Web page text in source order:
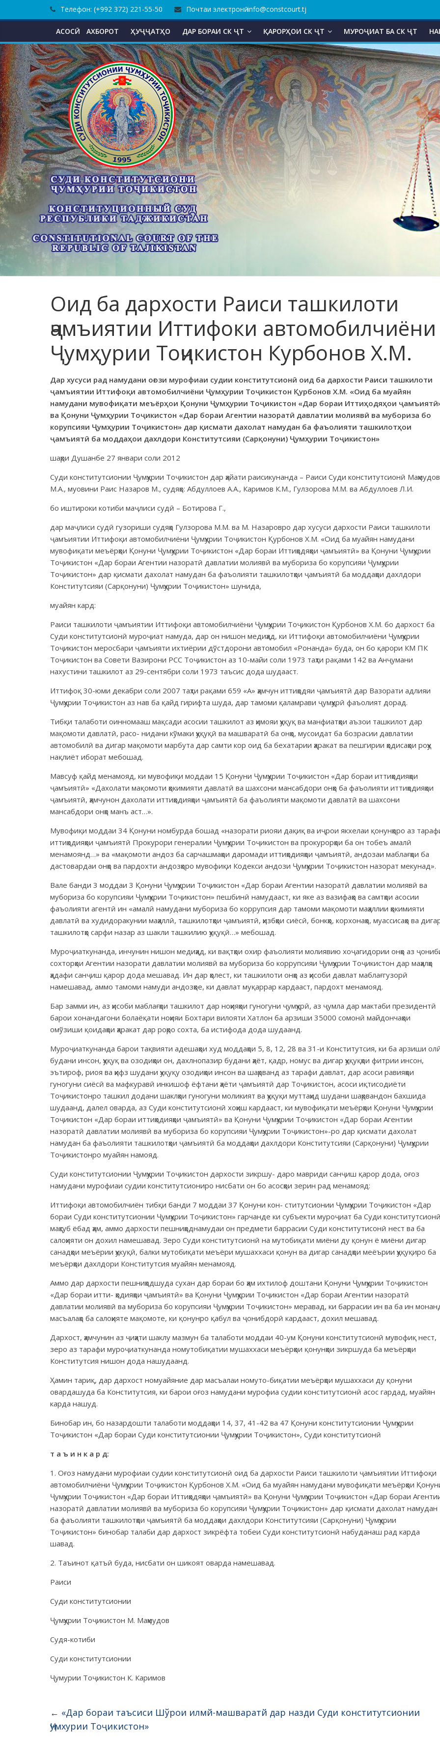
to
Телефон: (+992 372) 221-55-50 Почтаи электронӣ: info@constcourt.tj
АСОСӢ АХБОРОТ ҲУҶҶАТҲО ДАР БОРАИ СК ҶТ ҚАРОРҲОИ СК ҶТ МУРОҶИАТ БА СК ҶТ
Оид ба дархости Раиси ташкилоти
ҷамъиятии Иттифоки автомобилчиёни
Ҷумҳурии Тоҷикистон Курбонов Х.М.
Дар хусуси рад намудани оғози мурофиаи судии конститутсионӣ оид ба дархости Раиси ташкилоти
ҷамъиятии Иттифоқи автомобилчиёни Ҷумҳурии Тоҷикистон Қурбонов Х.М. «Оид ба муайян
намудани мувофиқати меъёрҳои Қонуни Ҷумҳурии Тоҷикистон «Дар бораи Иттиҳодяҳои
ва Қонуни Ҷумҳурии Тоҷикистон «Дар бораи Агентии назоратӣ давлатии молиявӣ ва мубориза бо
корупсияи Ҷумҳурии Тоҷикистон» дар қисмати дахолат намудан ба фаъолияти ташкилотҳои
ҷамъиятӣ ба моддаҳои дахлдори Конститутсияи (Сарқонуни) Ҷумҳурии Тоҷикистон»
шаҳри Душанбе 27 январи соли 2012
Суди конститутсионии Ҷумҳурии Тоҷикистон дар ҳайати раисикунанда – Раиси Суди конститутсионӣ Маҳмудов
М.А., муовини Раис Назаров М., судяҳо: Абдуллоев А.А., Каримов К.М., Гулзорова М.М. ва Абдуллоев Л.И.
бо иштироки котиби маҷлиси судӣ – Ботирова Г.,
дар маҷлиси судӣ гузориши судяҳо Гулзорова М.М. ва М. Назаровро дар хусуси дархости Раиси ташкилоти
ҷамъиятии Иттифоқи автомобилчиёни Ҷумҳурии Тоҷикистон Қурбонов Х.М. «Оид ба муайян намудани
мувофиқати меъёрҳои Қонуни Ҷумҳурии Тоҷикистон «Дар бораи Иттиҳодяҳои ҷамъиятӣ» ва Қонуни Ҷумҳурии
Тоҷикистон «Дар бораи Агентии назоратӣ давлатии молиявӣ ва мубориза бо корупсияи Ҷумҳурии
Тоҷикистон» дар қисмати дахолат намудан ба фаъолияти ташкилотҳои ҷамъиятӣ ба моддаҳои дахлдори
Конститутсияи (Сарқонуни) Ҷумҳурии Тоҷикистон» шунида,
муайян кард:
Раиси ташкилоти ҷамъиятии Иттифоқи автомобилчиёни Ҷумҳурии Тоҷикистон Қурбонов Х.М. бо дархост ба
Суди конститутсионӣ муроҷиат намуда, дар он нишон медиҳад, ки Иттифоқи автомобилчиёни Ҷумҳурии
Тоҷикистон меросбари ҷамъияти ихтиёрии дўстдорони автомобил «Ронанда» буда, он бо қарори КМ ПК
Тоҷикистон ва Совети Вазирони РСС Тоҷикистон аз 10-майи соли 1973 таҳти рақами 142 ва Анҷумани
нахустини ташкилот аз 29-сентябри соли 1973 таъсис дода шудааст.
Иттифоқ 30-юми декабри соли 2007 таҳти рақами 659 «А» ҳамчун иттиҳодяи ҷамъиятӣ дар Вазорати адлияи
Ҷумҳурии Тоҷикистон аз нав ба қайд гирифта шуда, дар тамоми қаламрави ҷумҳурӣ фаъолият дорад.
Тибқи талаботи оинномааш мақсади асосии ташкилот аз ҳимояи ҳуқуқ ва манфиатҳои аъзои ташкилот дар
мақомоти давлатӣ, расо- нидани кўмаки ҳуқуқӣ ва машваратӣ ба онҳо, мусоидат ба бозрасии давлатии
автомобилӣ ва дигар мақомоти марбута дар самти кор оид ба бехатарии ҳаракат ва пешгирии ҳодисаҳои роҳу
нақлиёт иборат мебошад.
Мавсуф қайд менамояд, ки мувофиқи моддаи 15 Қонуни Ҷумҳурии Тоҷикистон «Дар бораи иттиҳодияҳои
ҷамъиятӣ» «Дахолати мақомоти ҳокимияти давлатӣ ва шахсони мансабдори онҳо ба фаъолияти иттиҳодияҳои
ҷамъиятӣ, ҳамчунон дахолати иттиҳодияҳои ҷамъиятӣ ба фаъолияти мақомоти давлатӣ ва шахсони
мансабдори онҳо манъ аст…».
Мувофиқи моддаи 34 Қонуни номбурда бошад «назорати риояи дақиқ ва иҷрои якхелаи қонунҳоро аз
иттиҳодияҳои ҷамъиятӣ Прокурори генералии Ҷумҳурии Тоҷикистон ва прокурорҳои ба он тобеъ амалӣ
менамоянд…» ва «мақомоти андоз ба сарчашмаҳои даромади иттиҳодияҳои ҷамъиятӣ, андозаи маблағҳои ба
дастовардаи онҳо ва пардохти андозҳоро мувофиқи Кодекси андози Ҷумҳурии Тоҷикистон назорат мекунад».
Вале банди 3 моддаи 3 Қонуни Ҷумҳурии Тоҷикистон «Дар бораи Агентии назоратӣ давлатии молиявӣ ва
мубориза бо корупсияи Ҷумҳурии Тоҷикистон» пешбинӣ намудааст, ки яке аз вазифаҳо ва самтҳои асосии
фаъолияти агентӣ ин «амалӣ намудани мубориза бо коррупсия дар тамоми мақомоти маҳаллии ҳокимияти
давлатӣ ва худидоракунии маҳаллӣ, ташкилотҳои ҷамъиятӣ, ҳизбҳои сиёсӣ, бонкҳо, корхонаҳо, муассисаҳо ва
ташкилотҳо сарфи назар аз шакли ташкилию ҳуқуқӣ…» мебошад.
Муроҷиаткунанда, инчунин нишон медиҳад, ки вақтҳои охир фаъолияти молиявию хоҷагидории онҳо аз
сохторҳои Агентии назорати давлатии молиявӣ ва мубориза бо коррупсияи Ҷумҳурии Тоҷикистон дар маҳалҳо
ҳадафи санҷиш қарор дода мешавад. Ин дар ҳолест, ки ташкилоти онҳо аз ҳисоби давлат маблағгузорӣ
намешавад, аммо тамоми намуди андозҳое, ки давлат муқаррар кардааст, пардохт менамояд.
Бар замми ин, аз ҳисоби маблағҳои ташкилот дар ноҳияҳои гуногуни ҷумҳурӣ, аз ҷумла дар мактаби президентӣ
барои хонандагони болаёқати ноҳияи Бохтари вилояти Хатлон ба арзиши 35000 сомонӣ майдончаҳои
омўзиши қоидаҳои ҳаракат дар роҳро сохта, ба истифода дода шудаанд.
Муроҷиаткунанда барои тақвияти адешаҳои худ моддаҳои 5, 8, 12, 28 ва 31-и Конститутсия, ки ба арзиши
будани инсон, ҳуқуқ ва озодиҳои он, дахлнопазир будани ҳаёт, қадр, номус ва дигар ҳуқуқҳои фитрии инсон,
эътироф, риоя ва ҳифз шудани ҳуқуқу озодиҳои инсон ва шаҳрванд аз тарафи давлат, дар асоси равияҳои
гуногуни сиёсӣ ва мафкуравӣ инкишоф ёфтани ҳаёти ҷамъиятӣ дар Тоҷикистон, асоси иқтисодиёти
Тоҷикистонро ташкил додани шаклҳои гуногуни моликият ва ҳуқуқи муттаҳид шудани шаҳрвандон бахшида
шудаанд, далел оварда, аз Суди конститутсионӣ хоҳиш кардааст, ки мувофиқати меъёрҳои Қонуни Ҷумҳурии
Тоҷикистон «Дар бораи иттиҳодияҳои ҷамъиятӣ» ва Қонуни Ҷумҳурии Тоҷикистон «Дар бораи Агентии
назоратӣ давлатии молиявӣ ва мубориза бо корупсияи Ҷумҳурии Тоҷикистон»-ро дар қисмати дахолат
намудан ба фаъолияти ташкилотҳои ҷамъиятӣ ба моддаҳои дахлдори Конститутсияи (Сарқонуни) Ҷумҳурии
Тоҷикистонро муайян намояд.
Суди конститутсионии Ҷумҳурии Тоҷикистон дархости зикршу- даро мавриди санҷиш қарор дода, оғоз
намудани мурофиаи судии конститутсиониро нисбати он бо асосҳои зерин рад менамояд:
Иттифоқи автомобилчиён тибқи банди 7 моддаи 37 Қонуни кон- ститутсионии Ҷумҳурии Тоҷикистон «Дар
бораи Суди конститутсионии Ҷумҳурии Тоҷикистон» гарчанде ки субъекти муроҷиат ба Суди
маҳсуб ёбад ҳам, аммо дархости пешниҳоднамудаи он предмети баррасии Суди конститутисонӣ нест ва ба
салоҳияти он дохил намешавад. Зеро Суди конститутсионӣ на мутобиқати миёни ду қонун ё миёни дигар
санадҳои меъёрии ҳукуқӣ, балки мутобиқати меъёри мушаххаси қонун ва дигар санадҳои меёърии ҳуқуқиро ба
меъёрҳои дахлдори Конститутсия муайян менамояд.
Аммо дар дархости пешниҳодшуда сухан дар бораи бо ҳам ихтилоф доштани Қонуни Ҷумҳурии Тоҷикистон
«Дар бораи итти- ҳодияҳои ҷамъиятӣ» ва Қонуни Ҷумҳурии Тоҷикистон «Дар бораи Агентии назоратӣ
давлатии молиявӣ ва мубориза бо корупсияи Ҷумҳурии Тоҷикистон» меравад, ки баррасии ин ва ба ин
масъалаҳо ба салоҳияте мақомоте, ки қонунро қабул ва ҷонибдорӣ кардааст, дохил мешавад.
Дархост, ҳамчунин аз ҷиҳати шаклу мазмун ба талаботи моддаи 40-ум Қонуни конститутсионӣ мувофиқ нест,
зеро аз тарафи муроҷиаткунанда номутобиқатии мушаххаси меъёрҳои қонунҳои зикршуда ба меъёрҳои
Конститутсия нишон дода нашудаанд.
Ҳамин тариқ, дар дархост номуайяние дар масъалаи номуто-биқатии меъёрҳои мушаххаси ду қонуни
овардашуда ба Конститутсия, ки барои оғоз намудани мурофиа судии конститутсионӣ асос гардад, муайян
карда нашуд.
Бинобар ин, бо назардошти талаботи моддаҳои 14, 37, 41-42 ва 47 Қонуни конститутсионии Ҷумҳурии
Тоҷикистон «Дар бораи Суди конститутсионии Ҷумҳурии Тоҷикистон», Суди конститутсионӣ
т а ъ и н к а р д:
1. Оғоз намудани мурофиаи судии конститутсионӣ оид ба дархости Раиси ташкилоти ҷамъиятии Иттифоқи
автомобилчиёни Ҷумҳурии Тоҷикистон Қурбонов Х.М. «Оид ба муайян намудани мувофиқати меъёрҳои
Ҷумҳурии Тоҷикистон «Дар бораи Иттиҳодяҳои ҷамъиятӣ» ва Қонуни Ҷумҳурии Тоҷикистон «Дар бораи
назоратӣ давлатии молиявӣ ва мубориза бо корупсияи Ҷумҳурии Тоҷикистон» дар қисмати дахолат намудан
ба фаъолияти ташкилотҳои ҷамъиятӣ ба моддаҳои дахлдори Конститутсияи (Сарқонуни) Ҷумҳурии
Тоҷикистон» бинобар талаби дар дархост зикрёфта тобеи Суди конститутсионӣ набуданаш рад карда
шавад.
2. Таъинот қатъӣ буда, нисбати он шикоят оварда намешавад.
Раиси
Суди конститутсионии
Ҷумҳурии Тоҷикистон М. Маҳмудов
Судя-котиби
Суди конститутсионии
Ҷумурии Тоҷикистон К. Каримов
← «Дар бораи таъсиси Шўрои илмй-машваратй дар назди Суди конститутсионии
Ҷумхурии Тоҷикистон»